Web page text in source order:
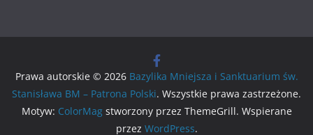
Prawa autorskie © 2026 Bazylika Mniejsza i Sanktuarium św.
Stanisława BM – Patrona Polski. Wszystkie prawa zastrzeżone.
Motyw: ColorMagstworzony przez ThemeGrill. Wspierane
przez WordPress.